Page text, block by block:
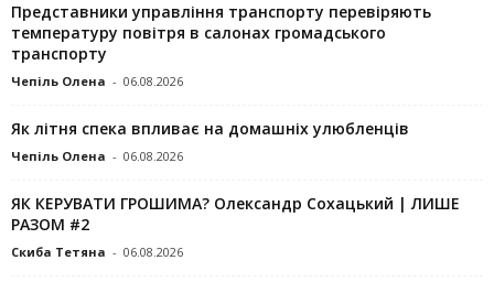
Представники управління транспорту перевіряють
температуру повітря в салонах громадського
транспорту
Чепіль Олена - 06.08.2026
Як літня спека впливає на домашніх улюбленців
Чепіль Олена - 06.08.2026
ЯК КЕРУВАТИ ГРОШИМА? Олександр Сохацький | ЛИШЕ
РАЗОМ #2
Скиба Тетяна - 06.08.2026